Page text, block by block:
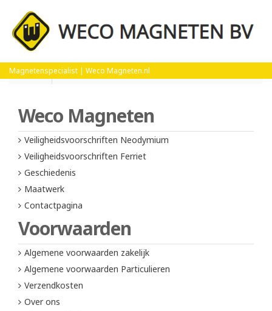
Magnetenspecialist | Weco Magneten.nl
Home Algemene voorwaarden zakelijk
Weco Magneten
Veiligheidsvoorschriften Neodymium
Veiligheidsvoorschriften Ferriet
Geschiedenis
Maatwerk
Contactpagina
Voorwaarden
Algemene voorwaarden zakelijk
Algemene voorwaarden Particulieren
Verzendkosten
Over ons